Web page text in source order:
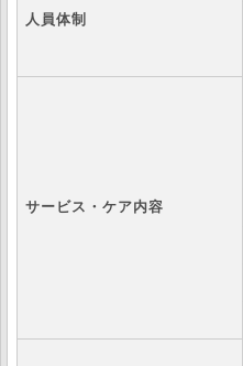
人員体制
サービス・ケア内容